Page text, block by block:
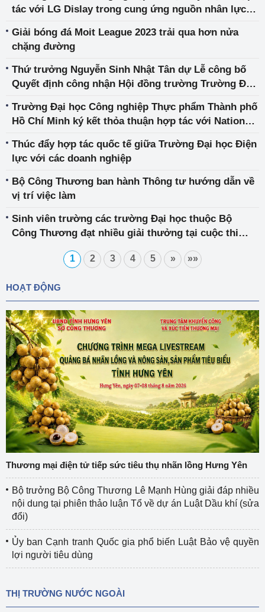
tác với LG Dislay trong cung ứng nguồn nhân lực
Giải bóng đá Moit League 2023 trải qua hơn nửa
chặng đường
Thứ trưởng Nguyễn Sinh Nhật Tân dự Lễ công bố
Quyết định công nhận Hội đồng trường Trường Đại
Trường Đại học Công nghiệp Thực phẩm Thành phố
Hồ Chí Minh ký kết thỏa thuận hợp tác với National
Thúc đẩy hợp tác quốc tế giữa Trường Đại học Điện
lực với các doanh nghiệp
Bộ Công Thương ban hành Thông tư hướng dẫn về
vị trí việc làm
Sinh viên trường các trường Đại học thuộc Bộ
Công Thương đạt nhiều giải thưởng tại cuộc thi
1 2 3 4 5 » »»
HOẠT ĐỘNG
Thương mại điện tử tiếp sức tiêu thụ nhãn lồng Hưng Yên
Bộ trưởng Bộ Công Thương Lê Mạnh Hùng giải đáp nhiều
nội dung tại phiên thảo luận Tổ về dự án Luật Dầu khí (sửa
đổi)
Ủy ban Cạnh tranh Quốc gia phổ biến Luật Bảo vệ quyền
lợi người tiêu dùng
THỊ TRƯỜNG NƯỚC NGOÀI